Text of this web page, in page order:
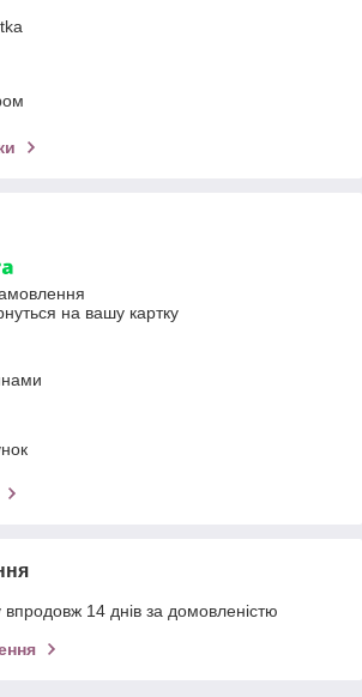
на вашу картку
14 днів за домовленістю